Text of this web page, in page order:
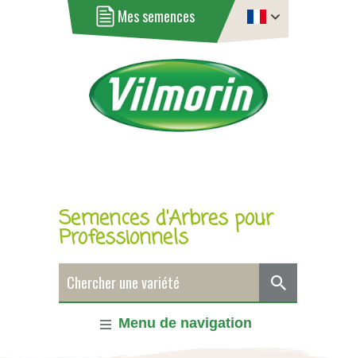
Mes semences
Semences d'Arbres pour
Professionnels
Menu de navigation